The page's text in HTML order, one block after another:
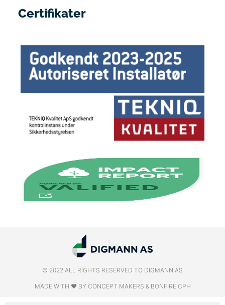
Certifikater
© 2022 ALL RIGHTS RESERVED​ TO DIGMANN AS
MADE WITH ❤ BY CONCEPT MAKERS & BONFIRE CPH